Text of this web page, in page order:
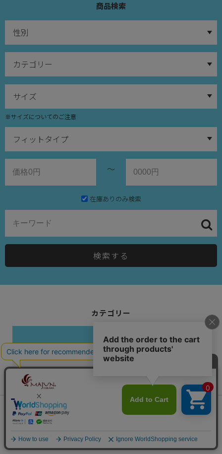
商品検索
※サイズについてのご注意
～
在庫ありのみ検索
検索する
カテゴリー
メンズ
すべて見る
半袖シャツ
長袖シャツ
会員は1,485ポイント付与！
¥29,700税込